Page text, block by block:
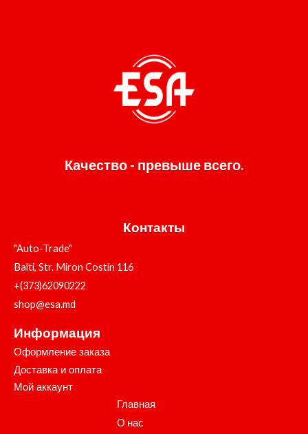
Качество - превыше всего.
Контакты
"Auto-Trade"
Balti, Str. Miron Costin 116
+(373)62090222
shop@esa.md
Информация
Оформление заказа
Доставка и оплата
Мой аккаунт
Главная
О нас